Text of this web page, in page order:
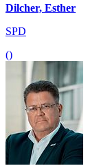
Dilcher, Esther
SPD
()